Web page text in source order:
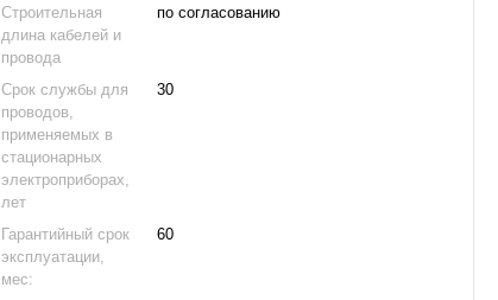
Строительная
длина кабелей и
провода
по согласованию
Срок службы для
проводов,
применяемых в
стационарных
электроприборах,
лет
30
Гарантийный срок
эксплуатации,
мес:
60